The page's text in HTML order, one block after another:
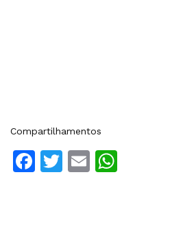
Compartilhamentos
Facebook
Twitter
Email